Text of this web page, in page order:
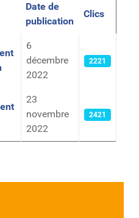
Date de
publication
Clics
6
décembre
2022
2221
23
novembre
2022
2421